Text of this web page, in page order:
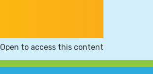
Open to access this content